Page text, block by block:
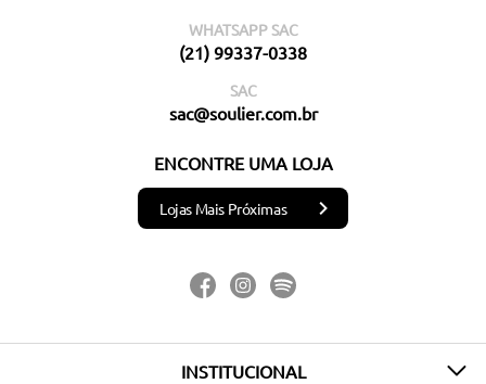
WHATSAPP SAC
(21) 99337-0338
SAC
sac@soulier.com.br
ENCONTRE UMA LOJA
Lojas Mais Próximas
INSTITUCIONAL